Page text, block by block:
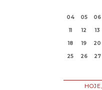
04
05 06
11
12 13
18
19 20
25
26 27